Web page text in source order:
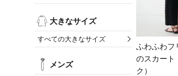
大きなサイズ
すべての大きなサイズ
メンズ
ふわふわフ
のスカート
ク）